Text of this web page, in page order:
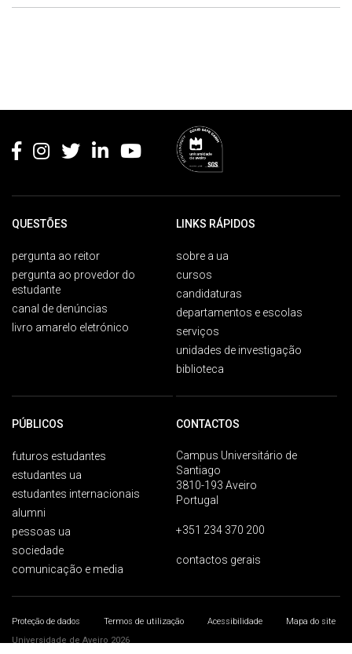
QUESTÕES
pergunta ao reitor
pergunta ao provedor do
estudante
canal de denúncias
livro amarelo eletrónico
LINKS RÁPIDOS
sobre a ua
cursos
candidaturas
departamentos e escolas
serviços
unidades de investigação
biblioteca
PÚBLICOS
futuros estudantes
estudantes ua
estudantes internacionais
alumni
pessoas ua
sociedade
comunicação e media
CONTACTOS
Campus Universitário de
Santiago
3810-193 Aveiro
Portugal
+351 234 370 200
contactos gerais
Proteção de dados Termos de utilização Acessibilidade
Mapa do site
Universidade de Aveiro 2026